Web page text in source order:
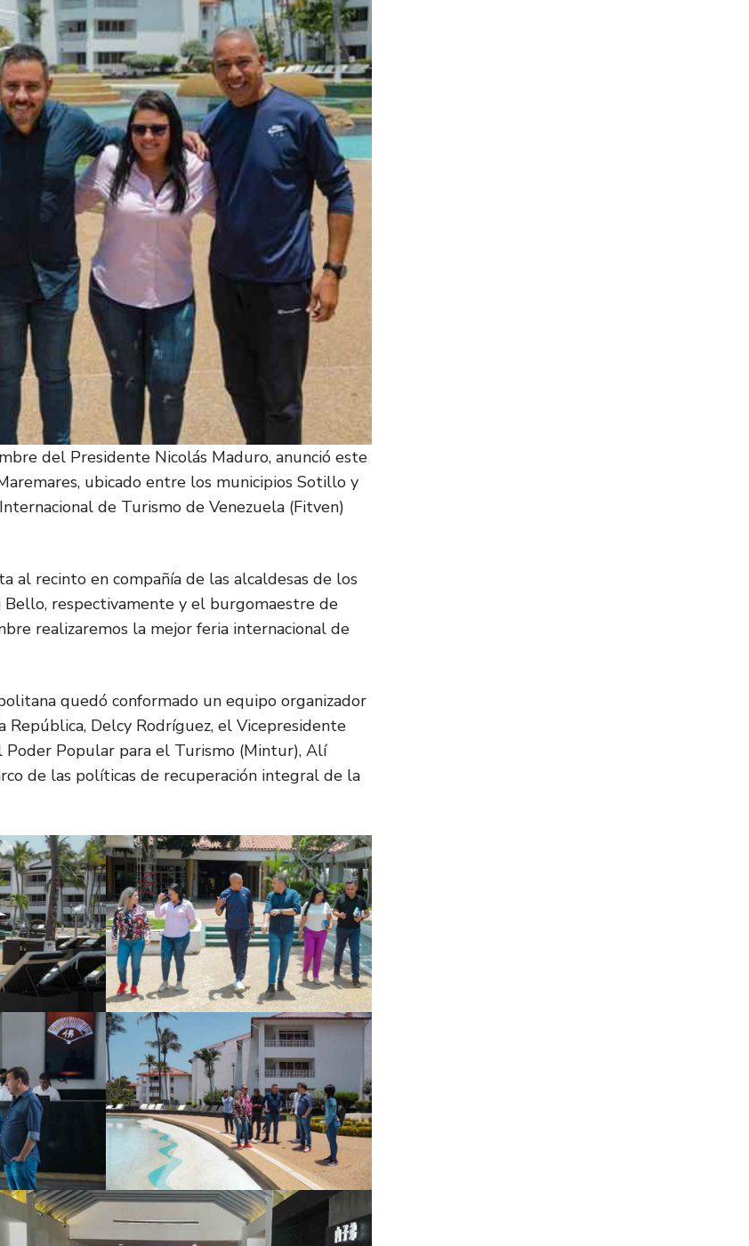
del Presidente Nicolás Maduro, anunció este
ubicado entre los municipios Sotillo y
de Turismo de Venezuela (Fitven)
al recinto en compañía de las alcaldesas de los
respectivamente y el burgomaestre de
realizaremos la mejor feria internacional de
quedó conformado un equipo organizador
Delcy Rodríguez, el Vicepresidente
Poder Popular para el Turismo (Mintur), Alí
de las políticas de recuperación integral de la